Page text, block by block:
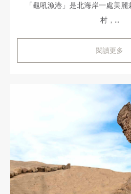
「龜吼漁港」是北海岸一處美
村，...
閱讀更多